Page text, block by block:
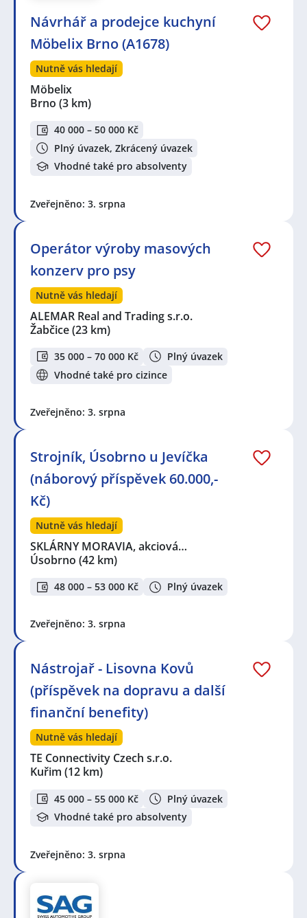
Návrhář a prodejce kuchyní
Möbelix Brno (A1678)
Nutně vás hledají
Möbelix
Brno (3 km)
40 000 – 50 000 Kč
Plný úvazek, Zkrácený úvazek
Vhodné také pro absolventy
Zveřejněno: 3. srpna
Operátor výroby masových
konzerv pro psy
Nutně vás hledají
ALEMAR Real and Trading s.r.o.
Žabčice(23 km)
35 000 – 70 000 Kč
Plný úvazek
Vhodné také pro cizince
Zveřejněno: 3. srpna
Strojník, Úsobrno u Jevíčka
(náborový příspěvek 60.000,-
Kč)
Nutně vás hledají
SKLÁRNY MORAVIA, akciová…
Úsobrno (42 km)
48 000 – 53 000 Kč Plný úvazek
Zveřejněno: 3. srpna
Nástrojař - Lisovna Kovů
(příspěvek na dopravu a další
finanční benefity)
Nutně vás hledají
TE Connectivity Czech s.r.o.
Kuřim (12 km)
45 000 – 55 000 Kč
Plný úvazek
Vhodné také pro absolventy
Zveřejněno: 3. srpna